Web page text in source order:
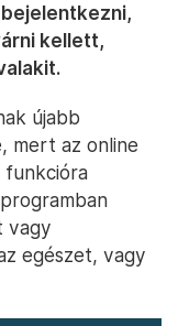
kellett,
újabb
mert az online
vagy
egészet, vagy